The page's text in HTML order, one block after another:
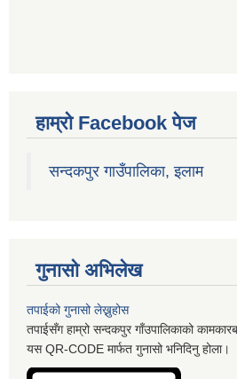
हाम्रो Facebook पेज
सन्दकपुर गाउँपालिका, इलाम
गुनासो अभिलेख
तपाईको गुनासो लेख्नुहोस
तपाईसँग हाम्रो सन्दकपुर गाँउपालिकाको
यस QR-CODE मार्फत गुनासो भनिदिनु होला।